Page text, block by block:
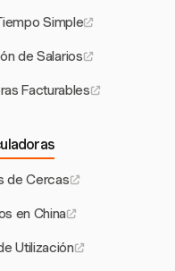
Simple
de Salarios
Facturables
de Cercas
en China
Utilización